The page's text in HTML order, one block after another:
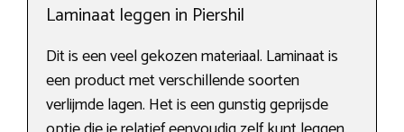
Laminaat leggen in Piershil
Dit is een veel gekozen materiaal. Laminaat is
een product met verschillende soorten
verlijmde lagen. Het is een gunstig geprijsde